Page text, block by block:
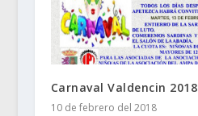
Carnaval Valdencin 2018
10 de febrero del 2018